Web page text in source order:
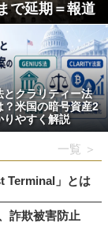
で延期＝報道
とクラリティー法
？米国の暗号資産2
りやすく解説
一覧 ＞
Terminal」とは
詐欺被害防止